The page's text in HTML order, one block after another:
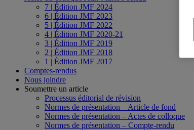
7 | Édition JMF 2024
6 | Édition JMF 2023
5 | Édition JMF 2022
4 | Édition JMF 2020-21
3 | Édition JMF 2019
2 | Édition JMF 2018
1 | Édition JMF 2017
Comptes-rendus
Nous joindre
Soumettre un article
Processus éditorial de révision
Normes de présentation – Article de fond
Normes de présentation – Actes de colloque
Normes de présentation – Compte-rendu